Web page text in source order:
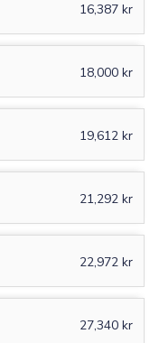
16,387 kr
18,000 kr
19,612 kr
21,292 kr
22,972 kr
27,340 kr